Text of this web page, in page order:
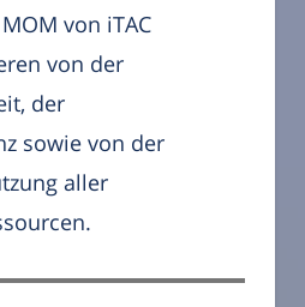
von iTAC
von der
der
sowie von der
aller